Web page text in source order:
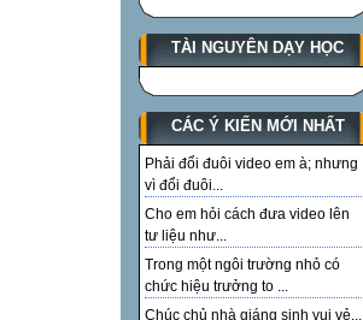
TÀI NGUYÊN DẠY HỌC
CÁC Ý KIẾN MỚI NHẤT
Phải đổi đuôi video em à; nhưng
vì đổi đuôi...
Cho em hỏi cách đưa video lên
tư liệu như...
Trong một ngôi trường nhỏ có
chức hiệu trưởng to ...
Chúc chủ nhà giáng sinh vui vẻ...